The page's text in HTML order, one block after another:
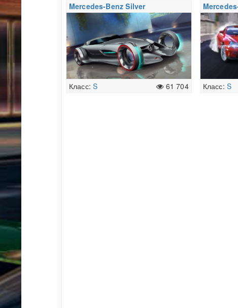
Mercedes-Benz Silver
Lightning
Класс:S 61 704
722
Класс: S